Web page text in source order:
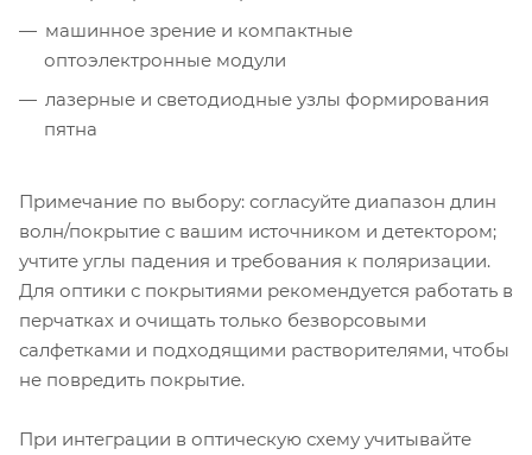
машинное зрение и компактные
оптоэлектронные модули
лазерные и светодиодные узлы формирования
пятна
Примечание по выбору: согласуйте диапазон длин
волн/покрытие с вашим источником и детектором;
учтите углы падения и требования к поляризации.
Для оптики с покрытиями рекомендуется работать в
перчатках и очищать только безворсовыми
салфетками и подходящими растворителями, чтобы
не повредить покрытие.
При интеграции в оптическую схему учитывайте